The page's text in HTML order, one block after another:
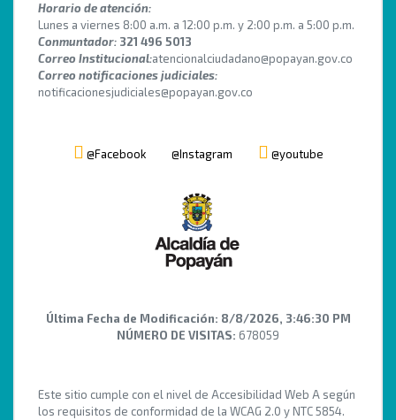
Horario de atención:
Lunes a viernes 8:00 a.m. a 12:00 p.m. y 2:00 p.m. a 5:00 p.m.
Conmuntador: 321 496 5013
Correo Institucional:atencionalciudadano@popayan.gov.co
Correo notificaciones judiciales:
notificacionesjudiciales@popayan.gov.co
@Facebook @Instagram @youtube
Última Fecha de Modificación: 8/8/2026, 3:46:30 PM
NÚMERO DE VISITAS: 678059
Este sitio cumple con el nivel de Accesibilidad Web A según
los requisitos de conformidad de la WCAG 2.0 y NTC 5854.